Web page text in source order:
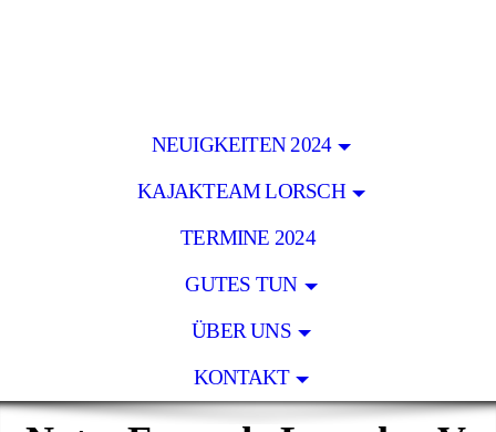
NEUIGKEITEN 2024
KAJAKTEAM LORSCH
TERMINE 2024
GUTES TUN
ÜBER UNS
KONTAKT